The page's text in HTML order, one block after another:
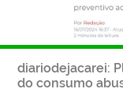
diariodejacarei:
do consumo